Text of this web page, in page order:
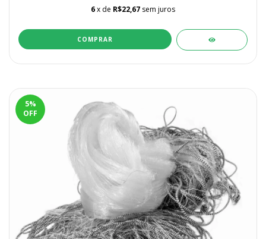
6x de R$22,67 sem juros
COMPRAR
5%
OFF